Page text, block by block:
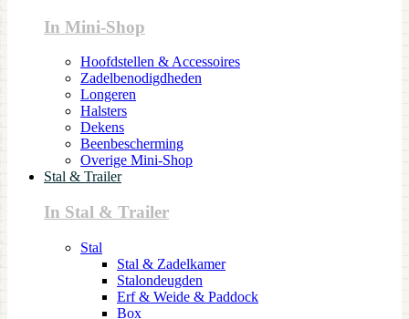
In Mini-Shop
Hoofdstellen & Accessoires
Zadelbenodigdheden
Longeren
Halsters
Dekens
Beenbescherming
Overige Mini-Shop
Stal & Trailer
In Stal & Trailer
Stal
Stal & Zadelkamer
Stalondeugden
Erf & Weide & Paddock
Box